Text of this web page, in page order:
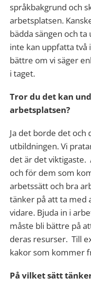
språkbakgrund och
arbetsplatsen.
bädda sängen och
inte kan uppfatta
bättre om vi säger
i taget.
Tror du det kan
arbetsplatsen?
Ja det borde det och
utbildningen. Vi
det är det
och för dem som
arbetssätt och bra
tänker på att ta med
vidare. Bjuda in i
måste bli bättre på
deras resurser. Till
kakor som kommer
På vilket sätt